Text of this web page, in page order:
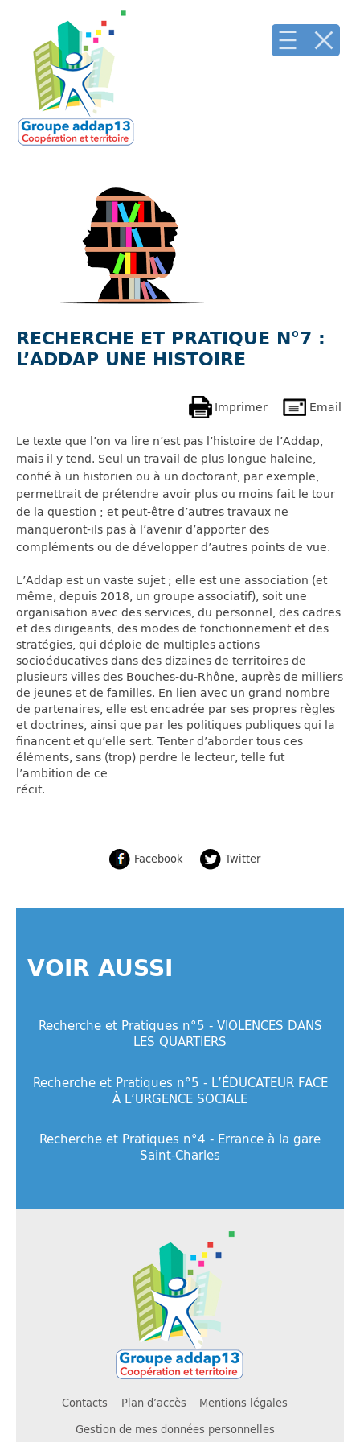
RECHERCHE ET PRATIQUE N°7 :
L’ADDAP UNE HISTOIRE
Imprimer
Email
Le texte que l’on va lire n’est pas l’histoire de l’Addap,
mais il y tend. Seul un travail de plus longue haleine,
confié à un historien ou à un doctorant, par exemple,
permettrait de prétendre avoir plus ou moins fait le tour
de la question ; et peut-être d’autres travaux ne
manqueront-ils pas à l’avenir d’apporter des
compléments ou de développer d’autres points de vue.
L’Addap est un vaste sujet ; elle est une association (et
même, depuis 2018, un groupe associatif), soit une
organisation avec des services, du personnel, des cadres
et des dirigeants, des modes de fonctionnement et des
stratégies, qui déploie de multiples actions
socioéducatives dans des dizaines de territoires de
plusieurs villes des Bouches-du-Rhône, auprès de milliers
de jeunes et de familles. En lien avec un grand nombre
de partenaires, elle est encadrée par ses propres règles
et doctrines, ainsi que par les politiques publiques qui la
financent et qu’elle sert. Tenter d’aborder tous ces
éléments, sans (trop) perdre le lecteur, telle fut
l’ambition de ce
récit.
Facebook Twitter
VOIR AUSSI
Recherche et Pratiques n°5 - VIOLENCES DANS
LES QUARTIERS
Recherche et Pratiques n°5 - L’ÉDUCATEUR FACE
À L’URGENCE SOCIALE
Recherche et Pratiques n°4 - Errance à la gare
Saint-Charles
Contacts Plan d’accès
Mentions légales
Gestion de mes données personnelles